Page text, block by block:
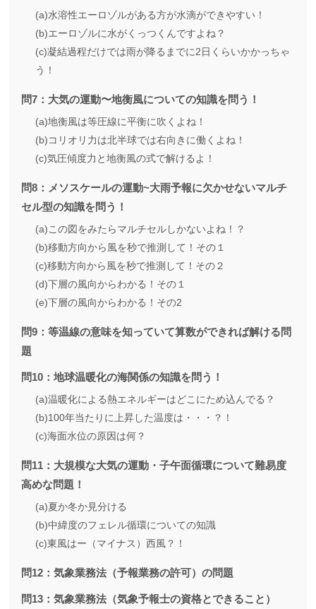
(a)水溶性エーロゾルがある方が水滴ができやすい！
(b)エーロゾルに水がくっつくんですよね？
(c)凝結過程だけでは雨が降るまでに2日くらいかかっちゃ
う！
問7：大気の運動〜地衡風についての知識を問う！
(a)地衡風は等圧線に平衡に吹くよね！
(b)コリオリ力は北半球では右向きに働くよね！
(c)気圧傾度力と地衡風の式で解けるよ！
問8：メソスケールの運動~大雨予報に欠かせないマルチ
セル型の知識を問う！
(a)この図をみたらマルチセルしかないよね！？
(b)移動方向から風を秒で推測して！その１
(c)移動方向から風を秒で推測して！その２
(d)下層の風向からわかる！その１
(e)下層の風向からわかる！その2
問9：等温線の意味を知っていて算数ができれば解ける問
題
問10：地球温暖化の海関係の知識を問う！
(a)温暖化による熱エネルギーはどこにため込んでる？
(b)100年当たりに上昇した温度は・・・？！
(c)海面水位の原因は何？
問11：大規模な大気の運動・子午面循環について難易度
高めな問題！
(a)夏か冬か見分ける
(b)中緯度のフェレル循環についての知識
(c)東風はー（マイナス）西風？！
問12：気象業務法（予報業務の許可）の問題
問13：気象業務法（気象予報士の資格とできること）